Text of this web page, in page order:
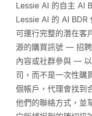
Lessie AI 的自主 AI
Lessie AI 的 AI BDR
可運行完整的潛在客
源的購買訊號 — 招
內容或社群參與 —
司，而不是一次性購
個帳戶，代理會找到
他們的聯絡方式，並